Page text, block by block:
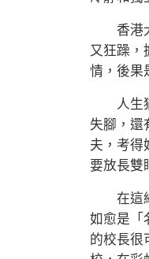
香港大
又狂躁，
情，後果
人生猶
失腳，還
夫，考得
要放長雙
在這紛
如愈是「
的校長很